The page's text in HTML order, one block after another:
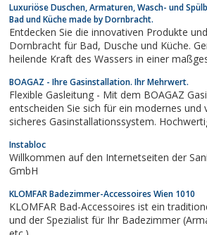
Luxuriöse Duschen, Armaturen, Wasch- und
Bad und Küche made by Dornbracht.
Entdecken Sie die innovativen Produkte
Dornbracht für Bad, Dusche und Küche. Genießen Sie die
heilende Kraft des Wassers in einer
BOAGAZ - Ihre Gas­installation. Ihr Mehrwert.
Flexible Gasleitung - Mit dem BOAGAZ
entscheiden Sie sich für ein modernes und
sicheres Gasinstallationssystem.
einzigartige,
Instabloc
Willkommen auf den Internetseiten der
GmbH
KLOMFAR Badezimmer-Accessoires Wien 1010
KLOMFAR Bad-Accessoires ist ein
und der Spezialist für Ihr Badezimmer (Armaturen,